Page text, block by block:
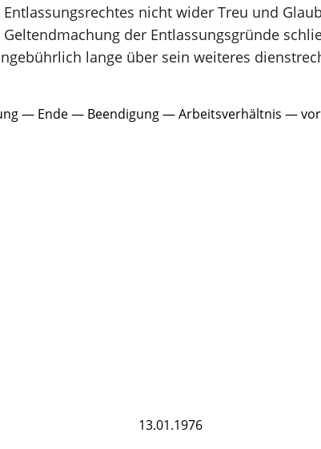
nicht wider Treu und
der Entlassungsgründe
lange über sein weiteres
— Ende — Beendigung — Arbeitsverhältnis —
13.01.1976